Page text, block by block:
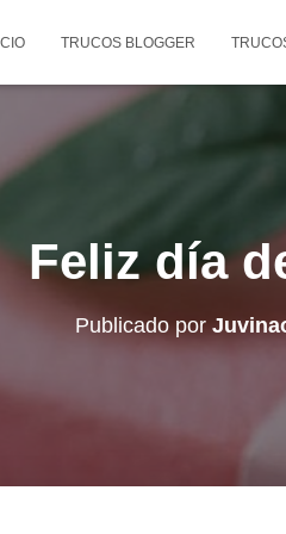
TRUCOS BLOGGER
Feliz día
Publicado por